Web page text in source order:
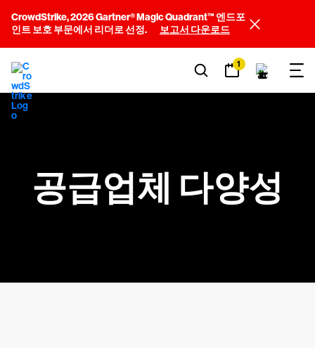
CrowdStrike, 2026 Gartner® Magic Quadrant™ 엔드포
인트 보호 부문에서 리더로 선정.
보고서 다운로드
1
공급업체 다양성